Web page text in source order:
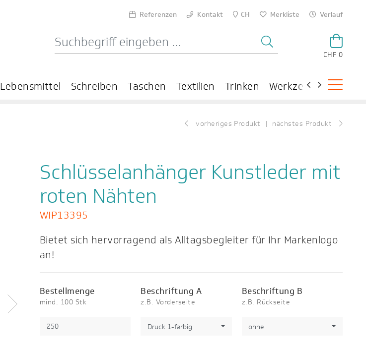
Referenzen Kontakt CH Merkliste Verlauf
CHF 0
Lebensmittel Schreiben Taschen Textilien Trinken Werkzeuge
vorheriges Produkt nächstes Produkt
Weiter
Schlüsselanhänger Kunstleder mit
roten Nähten
WIP13395
Bietet sich hervorragend als Alltagsbegleiter für Ihr Markenlogo
an!
Bestellmenge
mind. 100 Stk
Beschriftung A
z.B. Vorderseite
Druck 1-farbig
Beschriftung B
z.B. Rückseite
ohne